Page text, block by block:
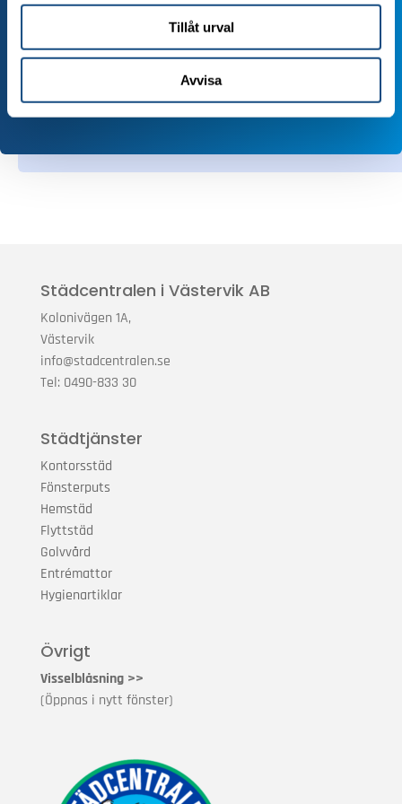
Tillåt urval
Avvisa
Ljungadalsgatan 17
Städcentralen i Västervik AB
Kolonivägen 1A,
Västervik
info@stadcentralen.se
Tel: 0490-833 30
Städtjänster
Kontorsstäd
Fönsterputs
Hemstäd
Flyttstäd
Golvvård
Entrémattor
Hygienartiklar
Övrigt
Visselblåsning >>
(Öppnas i nytt fönster)